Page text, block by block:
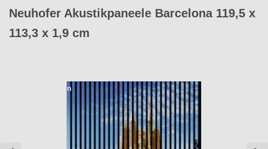
Neuhofer Akustikpaneele Barcelona 119,5 x
113,3 x 1,9 cm
4 Ausführungen